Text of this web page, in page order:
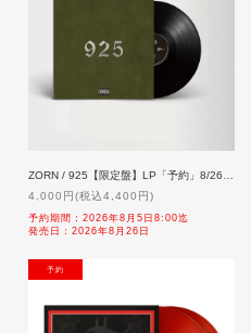
ZORN / 925【限定盤】LP「予約」8/26発売【sold out】
4,000円(税込4,400円)
予約期間：2026年8月5日8:00迄
発売日：2026年8月26日
NEW